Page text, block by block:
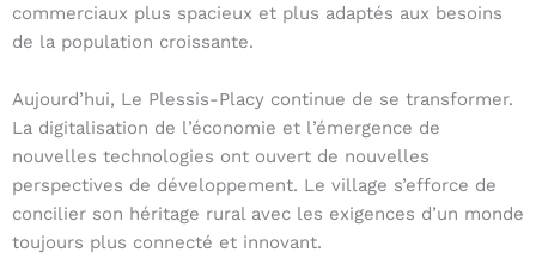
commerciaux plus spacieux et plus adaptés aux besoins
de la population croissante.
Aujourd’hui, Le Plessis-Placy continue de se transformer.
La digitalisation de l’économie et l’émergence de
nouvelles technologies ont ouvert de nouvelles
perspectives de développement. Le village s’efforce de
concilier son héritage rural avec les exigences d’un monde
toujours plus connecté et innovant.